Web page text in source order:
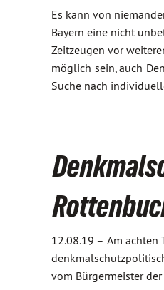
Es kann von
Bayern eine nicht
Zeitzeugen vor
möglich sein, auch
Suche nach
12.08.19 – Am achten
vom Bürgermeister